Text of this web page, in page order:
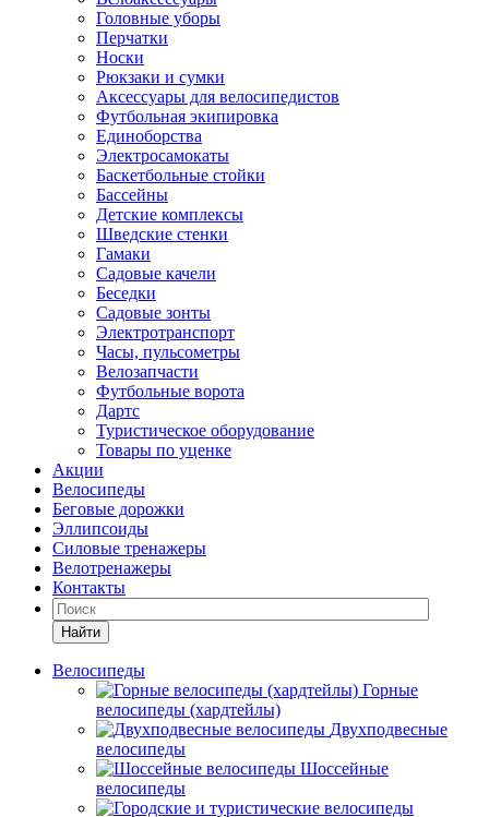
Головные уборы
Перчатки
Носки
Рюкзаки и сумки
Аксессуары для велосипедистов
Футбольная экипировка
Единоборства
Электросамокаты
Баскетбольные стойки
Бассейны
Детские комплексы
Шведские стенки
Гамаки
Садовые качели
Беседки
Садовые зонты
Электротранспорт
Часы, пульсометры
Велозапчасти
Футбольные ворота
Дартс
Туристическое оборудование
Товары по уценке
Акции
Велосипеды
Беговые дорожки
Эллипсоиды
Силовые тренажеры
Велотренажеры
Контакты
Найти
Велосипеды
Горные
велосипеды (хардтейлы)
Двухподвесные
велосипеды
Шоссейные
велосипеды